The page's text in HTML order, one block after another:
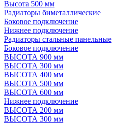
Высота 500 мм
Радиаторы биметаллические
Боковое подключение
Нижнее подключение
Радиаторы стальные панельные
Боковое подключение
ВЫСОТА 900 мм
ВЫСОТА 300 мм
ВЫСОТА 400 мм
ВЫСОТА 500 мм
ВЫСОТА 600 мм
Нижнее подключение
ВЫСОТА 200 мм
ВЫСОТА 300 мм